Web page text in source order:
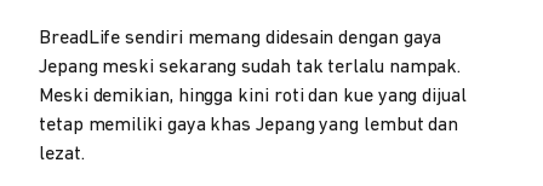
BreadLife sendiri memang didesain dengan gaya
Jepang meski sekarang sudah tak terlalu nampak.
Meski demikian, hingga kini roti dan kue yang dijual
tetap memiliki gaya khas Jepang yang lembut dan
lezat.